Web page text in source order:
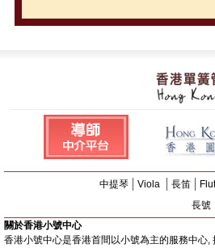
中提琴 Viola 長笛
長號
關於香港小號中心
香港小號中心是香港首間以小號為主的服務中心